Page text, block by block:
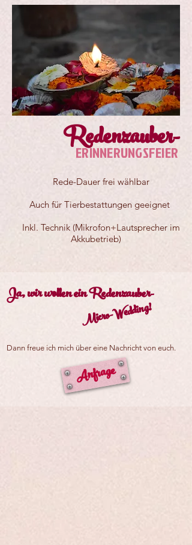
Redenzauber-
ERINNERUNGSFEIER
Rede-Dauer frei wählbar
Auch für Tierbestattungen geeignet
Inkl. Technik (Mikrofon+Lautsprecher im
Akkubetrieb)
Ja, wir wollen ein Redenzauber-
Micro-Wedding!
Dann freue ich mich über eine Nachricht von euch.
Anfrage